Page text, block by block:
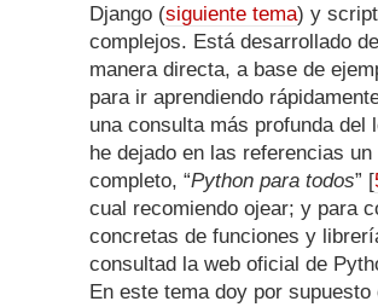
Django (siguiente tema) y
complejos. Está desarrollado de
manera directa, a base de
para ir aprendiendo
una consulta más profunda del
he dejado en las referencias un
completo, “Python para todos” [
cual recomiendo ojear; y para
concretas de funciones y
consultad la web oficial de
En este tema doy por supuesto